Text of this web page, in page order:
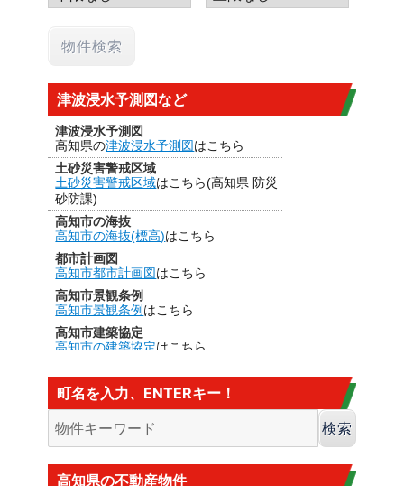
津波浸水予測図など
津波浸水予測図
高知県の津波浸水予測図はこちら
土砂災害警戒区域
土砂災害警戒区域はこちら(高知県 防災
砂防課)
高知市の海抜
高知市の海抜(標高)はこちら
都市計画図
高知市都市計画図はこちら
高知市景観条例
高知市景観条例 はこちら
高知市建築協定
高知市の建築協定はこちら
高知市の建法22条区域
はこちら・・・
カヤ葺き、ログハウスはダメ
香南市の海抜
香南市の海抜（標高）
高知市大規模盛土造成地マップ
町名を入力、ENTERキー！
高知県の不動産物件